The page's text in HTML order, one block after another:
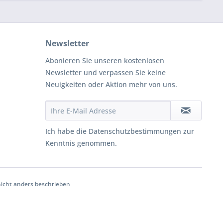
Newsletter
Abonieren Sie unseren kostenlosen
Newsletter und verpassen Sie keine
Neuigkeiten oder Aktion mehr von uns.
Ich habe die Datenschutzbestimmungen zur
Kenntnis genommen.
anders beschrieben